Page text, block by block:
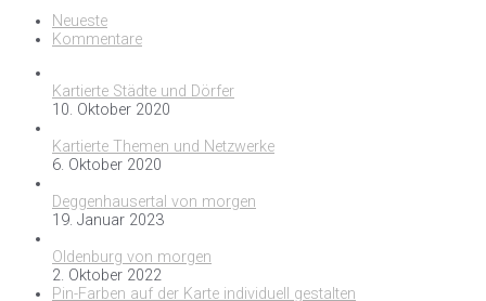
Neueste
Kommentare
Kartierte Städte und Dörfer
10. Oktober 2020
Kartierte Themen und Netzwerke
6. Oktober 2020
Deggenhausertal von morgen
19. Januar 2023
Oldenburg von morgen
2. Oktober 2022
Pin-Farben auf der Karte individuell gestalten